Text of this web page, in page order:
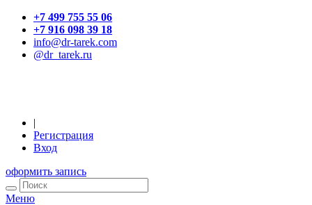
+7 499 755 55 06
+7 916 098 39 18
info@dr-tarek.com
@dr_tarek.ru
|
Регистрация
Вход
оформить запись
Меню